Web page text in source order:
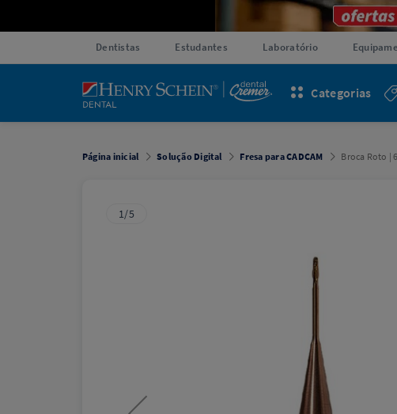
Dentistas Estudantes Laboratório
Categorias
Página inicial Solução Digital Fresa para CADCAM Broca Roto |
1/5